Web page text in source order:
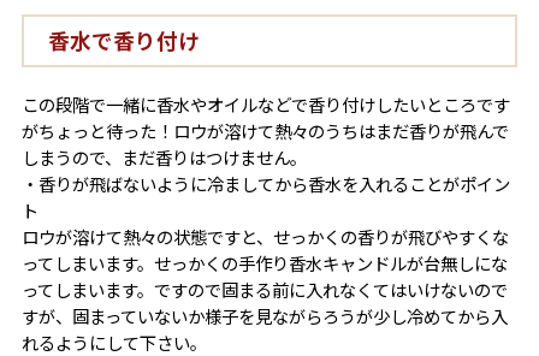
香水で香り付け
この段階で一緒に香水やオイルなどで香り付けしたいところです
がちょっと待った！ロウが溶けて熱々のうちはまだ香りが飛んで
しまうので、まだ香りはつけません。
・香りが飛ばないように冷ましてから香水を入れることがポイン
ト
ロウが溶けて熱々の状態ですと、せっかくの香りが飛びやすくな
ってしまいます。せっかくの手作り香水キャンドルが台無しにな
ってしまいます。ですので固まる前に入れなくてはいけないので
すが、固まっていないか様子を見ながらろうが少し冷めてから入
れるようにして下さい。